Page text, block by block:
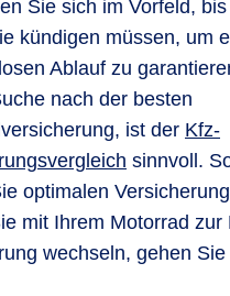
Sie sich im Vorfeld,
kündigen müssen, um
Ablauf zu
nach der besten
ist der Kfz-
sinnvoll.
optimalen
mit Ihrem Motorrad zur
wechseln, gehen